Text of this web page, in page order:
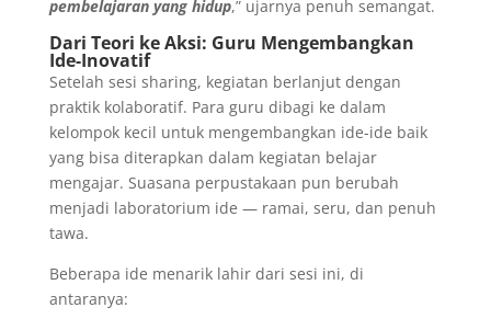
pembelajaran yang hidup,” ujarnya penuh semangat.
Dari Teori ke Aksi: Guru Mengembangkan
Ide-Inovatif
Setelah sesi sharing, kegiatan berlanjut dengan
praktik kolaboratif. Para guru dibagi ke dalam
kelompok kecil untuk mengembangkan ide-ide baik
yang bisa diterapkan dalam kegiatan belajar
mengajar. Suasana perpustakaan pun berubah
menjadi laboratorium ide — ramai, seru, dan penuh
tawa.
Beberapa ide menarik lahir dari sesi ini, di
antaranya: